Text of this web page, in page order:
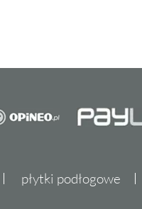
płytki podłogowe